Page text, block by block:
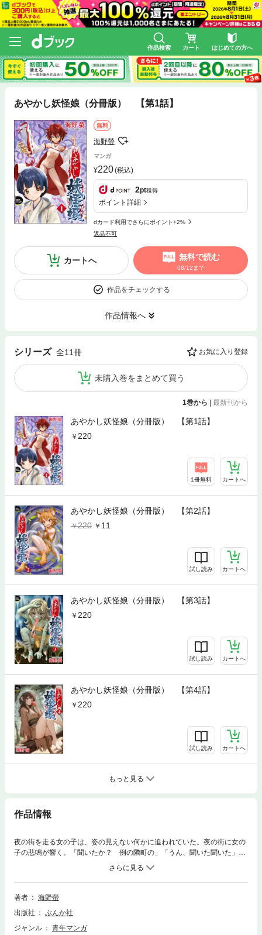
作品検索 カート はじめての方へ
あやかし妖怪娘（分冊版） 【第1話】
無料
海野螢
マンガ
220(税込)
2pt獲得
ポイント詳細
dカード利用でさらにポイント+2%
返品不可
カートへ 無料で読む
08/12まで
作品をチェックする
作品情報へ
シリーズ 全11冊 お気に入り登録
未購入巻をまとめて買う
1巻から 最新刊から
あやかし妖怪娘（分冊版） 【第1話】
220
1冊無料 カートへ
あやかし妖怪娘（分冊版） 【第2話】
220
11
試し読み カートへ
あやかし妖怪娘（分冊版） 【第3話】
220
試し読み カートへ
あやかし妖怪娘（分冊版） 【第4話】
220
試し読み カートへ
もっと見る
作品情報
夜の街を走る女の子は、姿の見えない何かに追われていた。夜の街に女の
子の悲鳴が響く。「聞いたか？ 例の隣町の」「うん、聞いた聞いた」
「襲われたってやつだろ？」どこにでもある学校の朝の風景だが、話題が
物騒だった。噂でいっぱいのスマホを見ながら帰宅していた翔太は、いき
なり目の前に現れたの半裸の少女、ひるこに捕まってしまう。赤面する翔
太にひるこは「キミに手伝ってもらいたいことがあるんだ！」といっ
じまる！
著者
海野螢
出版社
ぶんか社
ジャンル
青年マンガ